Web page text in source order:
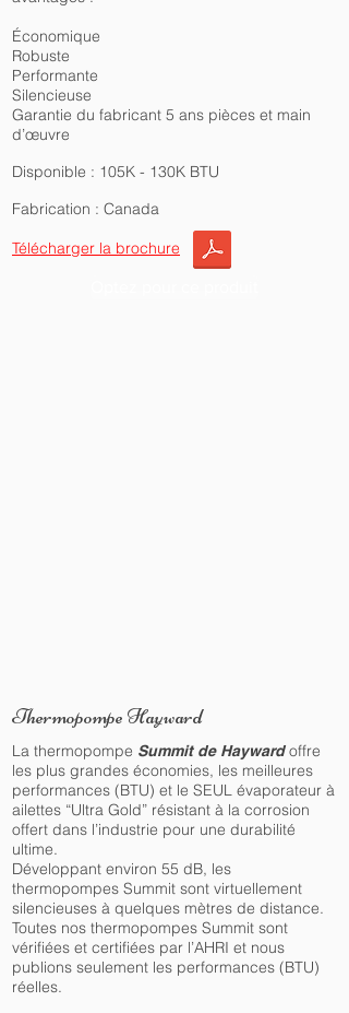
Économique
Robuste
Performante
Silencieuse
Garantie du fabricant 5 ans pièces et main
d’œuvre
Disponible : 105K - 130K BTU
Fabrication : Canada
Télécharger la brochure
Thermopompe Hayward
La thermopompe Summit de Haywardoffre
les plus grandes économies, les meilleures
performances (BTU) et le SEUL évaporateur à
ailettes “Ultra Gold” résistant à la corrosion
offert dans l’industrie pour une durabilité
ultime.
Développant environ 55 dB, les
thermopompes Summit sont virtuellement
silencieuses à quelques mètres de distance.
Toutes nos thermopompes Summit sont
vérifiées et certifiées par l’AHRI et nous
publions seulement les performances (BTU)
réelles.